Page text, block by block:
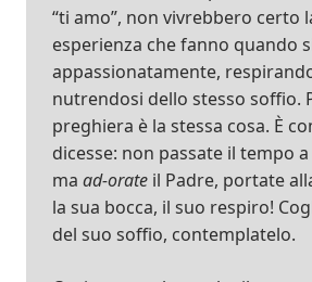
“ti amo”, non vivrebbero certo
esperienza che fanno quando
appassionatamente,
nutrendosi dello stesso soffio.
preghiera è la stessa cosa. È
dicesse: non passate il tempo
ma ad-orate il Padre, portate
la sua bocca, il suo respiro!
del suo soffio, contemplatelo.